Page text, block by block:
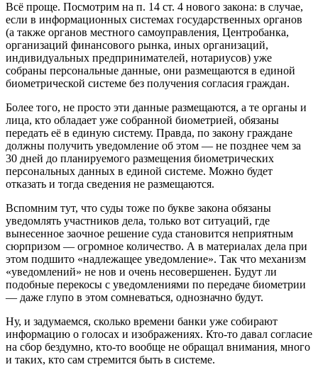
Всё проще. Посмотрим на п. 14 ст. 4 нового закона: в случае,
если в информационных системах государственных органов
(а также органов местного самоуправления, Центробанка,
организаций финансового рынка, иных организаций,
индивидуальных предпринимателей, нотариусов) уже
собраны персональные данные, они размещаются в единой
биометрической системе без получения согласия граждан.
Более того, не просто эти данные размещаются, а те органы и
лица, кто обладает уже собранной биометрией, обязаны
передать её в единую систему. Правда, по закону граждане
должны получить уведомление об этом — не позднее чем за
30 дней до планируемого размещения биометрических
персональных данных в единой системе. Можно будет
отказать и тогда сведения не размещаются.
Вспомним тут, что суды тоже по букве закона обязаны
уведомлять участников дела, только вот ситуаций, где
вынесенное заочное решение суда становится неприятным
сюрпризом — огромное количество. А в материалах дела при
этом подшито «надлежащее уведомление». Так что механизм
«уведомлений» не нов и очень несовершенен. Будут ли
подобные перекосы с уведомлениями по передаче биометрии
— даже глупо в этом сомневаться, однозначно будут.
Ну, и задумаемся, сколько времени банки уже собирают
информацию о голосах и изображениях. Кто-то давал согласие
на сбор бездумно, кто-то вообще не обращал внимания, много
и таких, кто сам стремится быть в системе.